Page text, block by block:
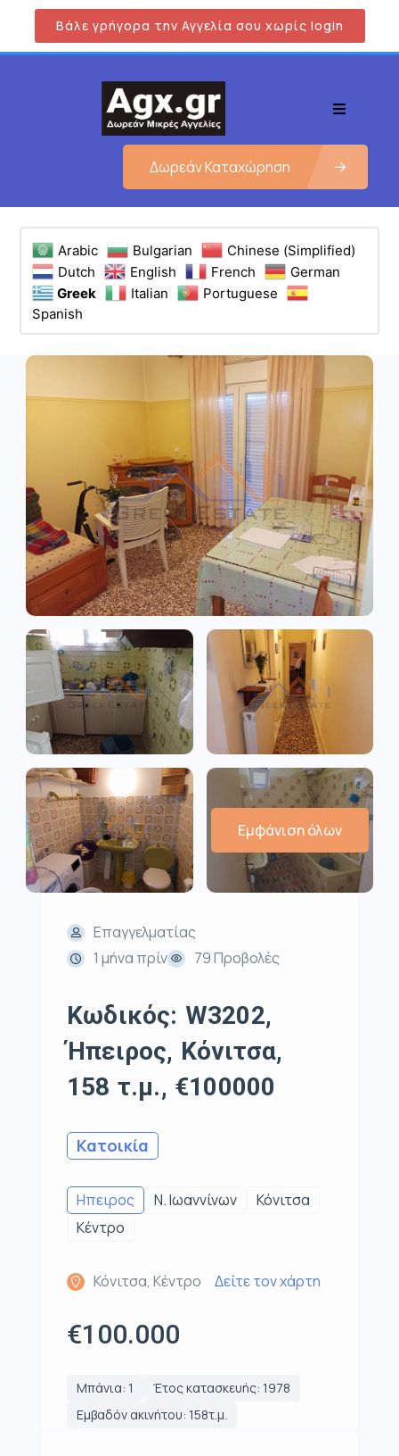
Βάλε γρήγορα την Αγγελία σου χωρίς login
Δωρεάν Καταχώρηση
Arabic Bulgarian
Chinese (Simplified)
Dutch
English French
German
Greek
Italian
Portuguese
Spanish
Εμφάνιση όλων
Επαγγελματίας
1 μήνα πρίν
79 Προβολές
Κωδικός: W3202,
Ήπειρος, Κόνιτσα,
158 τ.μ., €100000
Κατοικία
Ηπειρος Ν. Ιωαννίνων
Κόνιτσα
Κέντρο
Κόνιτσα, Κέντρο Δείτε τον χάρτη
€100.000
Μπάνια: 1
Έτος κατασκευής: 1978
Εμβαδόν ακινήτου: 158τ.μ.